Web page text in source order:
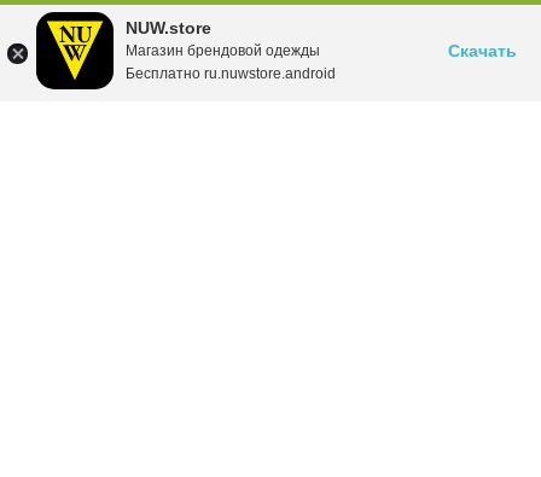
NUW.store
Магазин брендовой одежды
Бесплатно ru.nuwstore.android
Скачать